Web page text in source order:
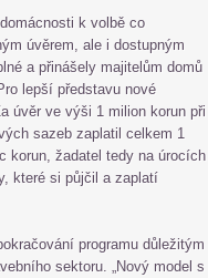
k volbě co
úvěrem, ale i dostupným
a přinášely majitelům domů
lepší představu nové
úvěr ve výši 1 milion korun při
sazeb zaplatil celkem 1
korun, žadatel tedy na úrocích
které si půjčil a zaplatí
programu důležitým
sektoru. „Nový model s